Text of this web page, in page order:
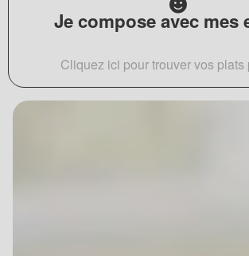
Je compose avec mes
Cliquez ici pour trouver vos plats